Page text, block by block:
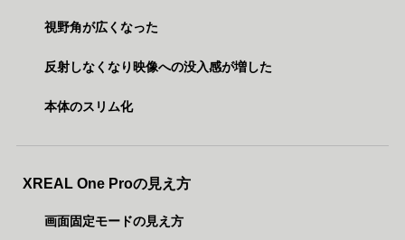
視野角が広くなった
反射しなくなり映像への没入感が増した
本体のスリム化
XREAL One Proの見え方
画面固定モードの見え方